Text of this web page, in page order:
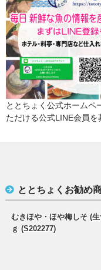
ととちょく公式ホームペ
ただける公式LINE会員を
ととちょくお勧め
むきほや・ほや梅しそ (
ｇ (S202277)